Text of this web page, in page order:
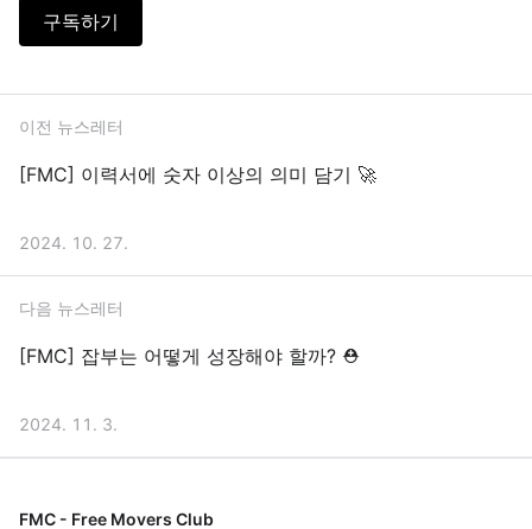
구독하기
이전 뉴스레터
[FMC] 이력서에 숫자 이상의 의미 담기 🚀
2024. 10. 27.
다음 뉴스레터
[FMC] 잡부는 어떻게 성장해야 할까? ⛑️
2024. 11. 3.
FMC - Free Movers Club